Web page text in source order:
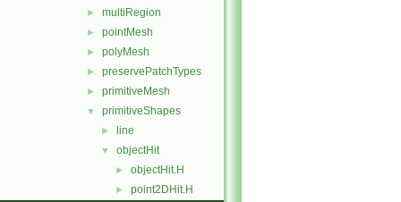
► multiRegion
► pointMesh
► polyMesh
► preservePatchTypes
► primitiveMesh
▼ primitiveShapes
► line
▼ objectHit
► objectHit.H
► point2DHit.H